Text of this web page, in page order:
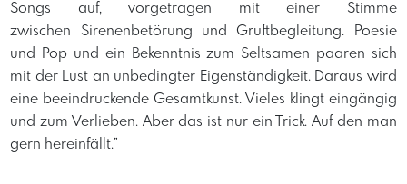
Songs auf, vorgetragen mit einer Stimme
zwischen Sirenenbetörung und Gruftbegleitung. Poesie
und Pop und ein Bekenntnis zum Seltsamen paaren sich
mit der Lust an unbedingter Eigenständigkeit. Daraus wird
eine beeindruckende Gesamtkunst. Vieles klingt eingängig
und zum Verlieben. Aber das ist nur ein Trick. Auf den man
gern hereinfällt.”